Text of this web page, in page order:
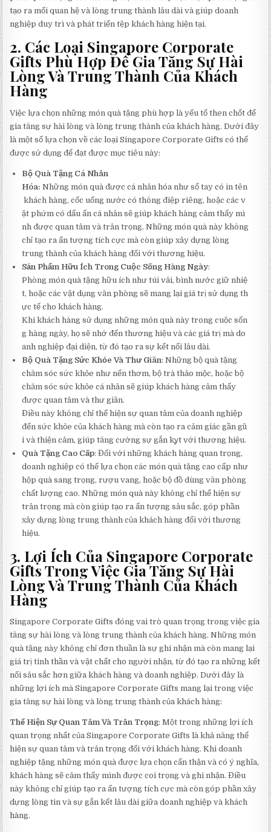
tạo ra mối quan hệ và lòng trung thành lâu dài và giúp doanh
nghiệp duy trì và phát triển tệp khách hàng hiện tại.
2. Các Loại Singapore Corporate
Gifts Phù Hợp Để Gia Tăng Sự Hài
Lòng Và Trung Thành Của Khách
Hàng
Việc lựa chọn những món quà tặng phù hợp là yếu tố then chốt để
gia tăng sự hài lòng và lòng trung thành của khách hàng. Dưới đây
là một số lựa chọn về các loại Singapore Corporate Gifts có thể
được sử dụng để đạt được mục tiêu này:
Bộ Quà Tặng Cá Nhân
Hóa:Nhữngmónquàđượccánhânhóanhưsổtaycóintên
kháchhàng,cốc uốngnướccóthôngđiệpriêng,hoặccácv
ậtphứmcódấuấncánhânsẽgiúpkháchhàngcảmthấymì
nhđượcquantâmvàtrântrọng. Những món quà này không
chỉ tạo ra ấn tượng tích cực mà còn giúp xây dựng lòng
trung thành của khách hàng đối với thương hiệu.
Sản Phẩm Hữu Ích Trong Cuộc Sống Hàng Ngày:
Phòngmónquàtặnghữuíchnhưtúivải,bìnhnướcgiữnhiệ
t,hoặccácvậtdụngvănphòngsẽmanglạigiátrịsửdụngth
ựctếchokháchhàng.
Khikháchhàngsửdụngnhữngmónquànàytrongcuộcsốn
ghàngngày,họsẽnhớđếnthươnghiệuvàcácgiátrịmàdo
anhnghiệpđạidiện,từđótạorasựkếtnốilâudài.
Bộ Quà Tặng Sức Khỏe Và Thư Giãn: Những bộ quà tặng
chăm sóc sức khỏe như nến thơm, bộ trà thảo mộc, hoặc bộ
chăm sóc sức khỏe cá nhân sẽ giúp khách hàng cảm thấy
được quan tâm và thư giãn.
Điềunàykhôngchỉthểhiệnsựquantâmcủadoanhnghiệp
đếnsứckhỏecủakháchhàngmàcòntạoracảmgiácgầngũ
ivàthiệncảm,giúptăngcườngsựgắnkỿtvớithươnghiệu.
Quà Tặng Cao Cấp: Đối với những khách hàng quan trọng,
doanh nghiệp có thể lựa chọn các món quà tặng cao cấp như
hộp quà sang trọng, rượu vang, hoặc bộ đồ dùng văn phòng
chất lượng cao. Những món quà này không chỉ thể hiện sự
trân trọng mà còn giúp tạo ra ấn tượng sâu sắc, góp phần
xây dựng lòng trung thành của khách hàng đối với thương
hiệu.
3. Lợi Ích Của Singapore Corporate
Gifts Trong Việc Gia Tăng Sự Hài
Lòng Và Trung Thành Của Khách
Hàng
Singapore Corporate Gifts đóng vai trò quan trọng trong việc gia
tăng sự hài lòng và lòng trung thành của khách hàng. Những món
quà tặng này không chỉ đơn thuần là sự ghi nhận mà còn mang lại
giá trị tinh thần và vật chất cho người nhận, từ đó tạo ra những kết
nối sâu sắc hơn giữa khách hàng và doanh nghiệp. Dưới đây là
những lợi ích mà Singapore Corporate Gifts mang lại trong việc
gia tăng sự hài lòng và lòng trung thành của khách hàng:
Thể Hiện Sự Quan Tâm Và Trân Trọng: Một trong những lợi ích
quan trọng nhất của Singapore Corporate Gifts là khả năng thể
hiện sự quan tâm và trân trọng đối với khách hàng. Khi doanh
nghiệp tặng những món quà được lựa chọn cẩn thận và có ý nghĩa,
khách hàng sẽ cảm thấy mình được coi trọng và ghi nhận. Điều
này không chỉ giúp tạo ra ấn tượng tích cực mà còn góp phần xây
dựng lòng tin và sự gắn kết lâu dài giữa doanh nghiệp và khách
hàng.